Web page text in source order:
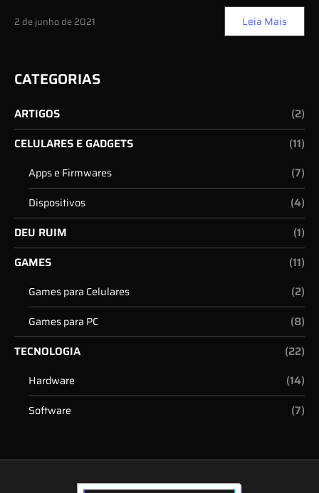
2 de junho de 2021 Leia Mais
CATEGORIAS
ARTIGOS
(2)
CELULARES E GADGETS
(11)
Apps e Firmwares (7)
Dispositivos
(4)
DEU RUIM
(1)
GAMES
(11)
Games para Celulares (2)
Games para PC
(8)
TECNOLOGIA
(22)
Hardware (14)
Software (7)